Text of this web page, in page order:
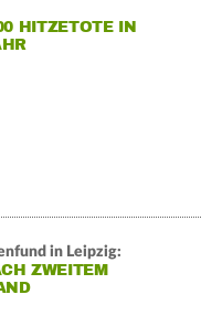
HITZETOTE IN
in Leipzig:
ZWEITEM